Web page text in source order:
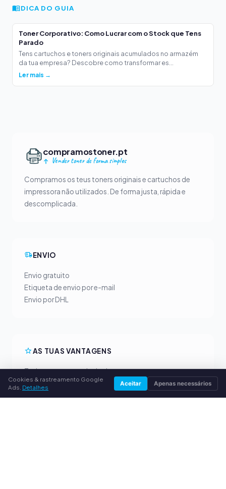
DICA DO GUIA
Toner Corporativo: Como Lucrar com o Stock que Tens
Parado
Tens cartuchos e toners originais acumulados no armazém
da tua empresa? Descobre como transformar es...
Ler mais →
compramostoner.pt
Vender toner de forma simples
Compramos os teus toners originais e cartuchos de
impressora não utilizados. De forma justa, rápida e
descomplicada.
ENVIO
Envio gratuito
Etiqueta de envio por e-mail
Envio por DHL
AS TUAS VANTAGENS
Todas as marcas principais
Preços de compra justos
Cookies & rastreamento Google
Ads. Detalhes Aceitar Apenas necessários